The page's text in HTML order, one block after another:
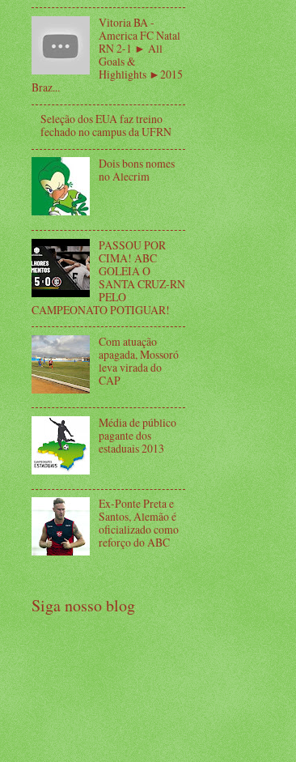
Vitoria BA -
America FC Natal
RN 2-1 ► All
Goals &
Highlights ►2015
Braz...
Seleção dos EUA faz treino
fechado no campus da UFRN
Dois bons nomes
no Alecrim
PASSOU POR
CIMA! ABC
GOLEIA O
SANTA CRUZ-RN
PELO
CAMPEONATO POTIGUAR!
Com atuação
apagada, Mossoró
leva virada do
CAP
Média de público
pagante dos
estaduais 2013
Ex-Ponte Preta e
Santos, Alemão é
oficializado como
reforço do ABC
Siga nosso blog